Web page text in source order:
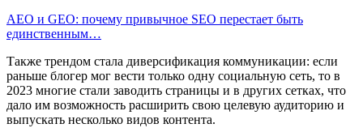
AEO и GEO: почему привычное SEO перестает быть
единственным…
Также трендом стала диверсификация коммуникации: если
раньше блогер мог вести только одну социальную сеть, то в
2023 многие стали заводить страницы и в других сетках, что
дало им возможность расширить свою целевую аудиторию и
выпускать несколько видов контента.